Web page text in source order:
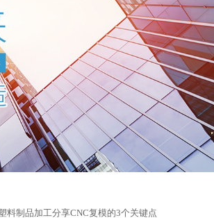
料制品加工分享CNC复模的3个关键点